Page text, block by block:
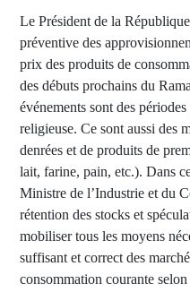
Le Président de la
préventive des
prix des produits de
des débuts prochains du
événements sont des
religieuse. Ce sont aussi des
denrées et de produits de
lait, farine, pain, etc.). Dans
Ministre de l’Industrie et du
rétention des stocks et
mobiliser tous les moyens
suffisant et correct des
consommation courante